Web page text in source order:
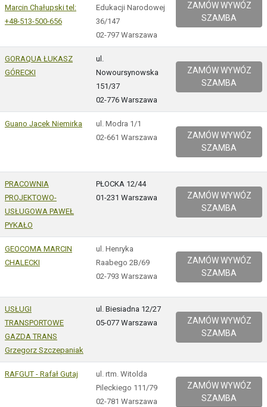
Marcin Chałupski tel:
+48-513-500-656
Edukacji Narodowej
36/147
02-797 Warszawa
ZAMÓW WYWÓZ
SZAMBA
GORAQUA ŁUKASZ
GÓRECKI
ul.
Nowoursynowska
151/37
02-776 Warszawa
ZAMÓW WYWÓZ
SZAMBA
Guano Jacek Niemirka
ul. Modra 1/1
02-661 Warszawa
ZAMÓW WYWÓZ
SZAMBA
PRACOWNIA
PROJEKTOWO-
USŁUGOWA PAWEŁ
PYKAŁO
PŁOCKA 12/44
01-231 Warszawa
ZAMÓW WYWÓZ
SZAMBA
GEOCOMA MARCIN
CHALECKI
ul. Henryka
Raabego 2B/69
02-793 Warszawa
ZAMÓW WYWÓZ
SZAMBA
USŁUGI
TRANSPORTOWE
GAZDA TRANS
Grzegorz Szczepaniak
ul. Biesiadna 12/27
05-077 Warszawa
ZAMÓW WYWÓZ
SZAMBA
RAFGUT - Rafał Gutaj
ul. rtm. Witolda
Pileckiego 111/79
02-781 Warszawa
ZAMÓW WYWÓZ
SZAMBA